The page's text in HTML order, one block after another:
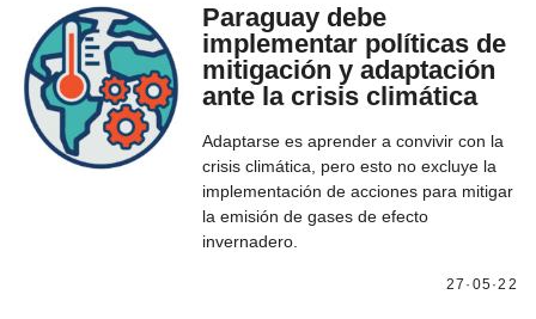
Paraguay debe
implementar políticas de
mitigación y adaptación
ante la crisis climática
Adaptarse es aprender a convivir con la
crisis climática, pero esto no excluye la
implementación de acciones para mitigar
la emisión de gases de efecto
invernadero.
27·05·22